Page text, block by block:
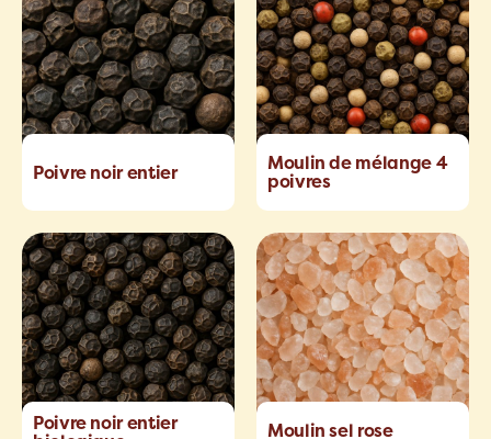
Poivre noir entier
Moulin de mélange 4
poivres
Poivre noir entier
Moulin sel rose